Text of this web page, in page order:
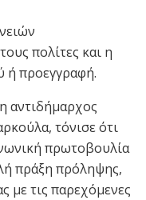
πολίτες και η
ή προεγγραφή.
αντιδήμαρχος
τόνισε ότι
πρωτοβουλία
πράξη πρόληψης,
με τις παρεχόμενες